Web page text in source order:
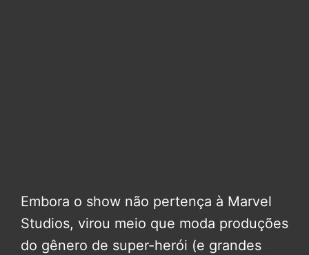
Embora o show não pertença à Marvel
Studios, virou meio que moda produções
do gênero de super-herói (e grandes